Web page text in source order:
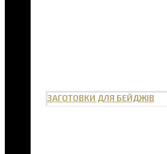
ЗАГОТОВКИ ДЛЯ БЕЙДЖІВ